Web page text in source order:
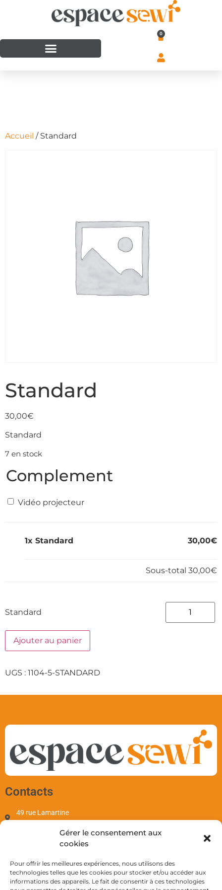
Gérer le consentement aux
cookies
Pour offrir les meilleures expériences, nous utilisons des
technologies telles que les cookies pour stocker et/ou accéder aux
informations des appareils. Le fait de consentir à ces technologies
0
Accueil / Standard
Standard
30,00€
Standard
7 en stock
Complement
Vidéo projecteur
1x Standard 30,00€
Sous-total 30,00€
Standard
Ajouter au panier
UGS : 1104-5-STANDARD
Contacts
49 rue Lamartine
contact@sewi.fr
+590 690 701 655
Mentions
Mentions Légales